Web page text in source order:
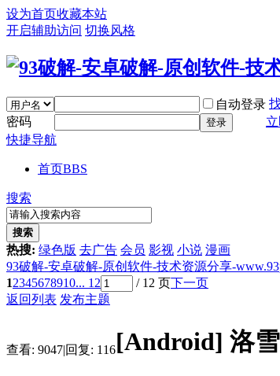
设为首页收藏本站
开启辅助访问 切换风格
自动登录
密码
登录
快捷导航
首页BBS
搜索
搜索
热搜: 绿色版 去广告 会员 影视 小说 漫画
93破解-安卓破解-原创软件-技术资源分享-
12345678910... 12 / 12 页下一页
返回列表 发布主题
查看: 9047|回复: 116[Android] 洛